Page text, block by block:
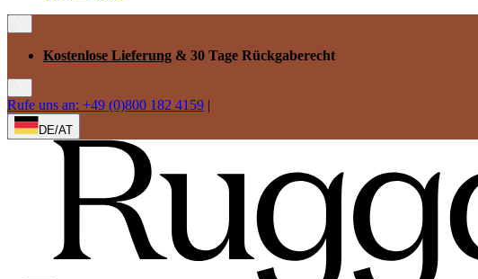
Kostenlose Lieferung & 30 Tage Rückgaberecht
Rufe uns an: +49 (0)800 182 4159 |
DE/AT